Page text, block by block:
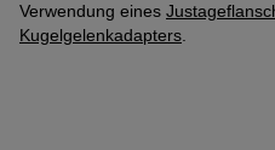
Verwendung eines
Kugelgelenkadapters